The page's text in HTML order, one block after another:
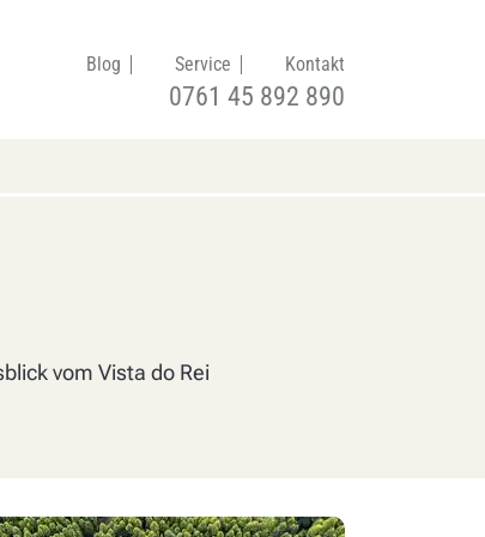
Blog Service Kontakt
0761 45 892 890
vom Vista do Rei